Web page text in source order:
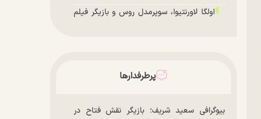
اولگا لاورنتیوا، سوپرمدل روس و بازیگر فیلم
پرطرفدارها
بیوگرافی سعید شریف؛ بازیگر نقش فتاح در